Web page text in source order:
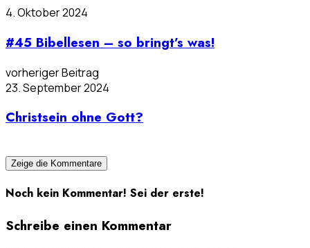
4. Oktober 2024
#45 Bibellesen – so bringt’s was!
vorheriger Beitrag
23. September 2024
Christsein ohne Gott?
Zeige die Kommentare
Noch kein Kommentar! Sei der erste!
Schreibe einen Kommentar